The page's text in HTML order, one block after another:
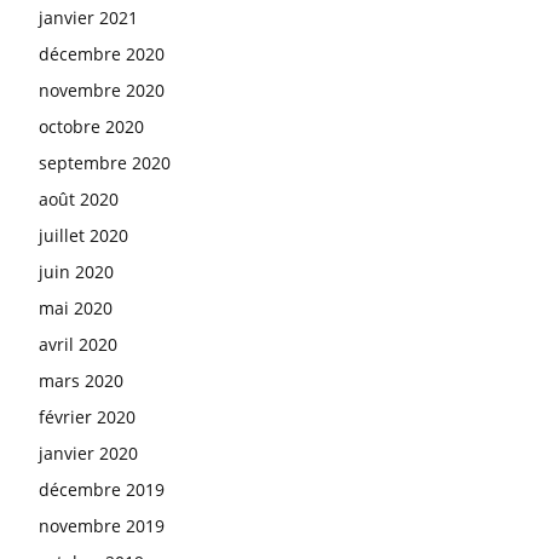
janvier 2021
décembre 2020
novembre 2020
octobre 2020
septembre 2020
août 2020
juillet 2020
juin 2020
mai 2020
avril 2020
mars 2020
février 2020
janvier 2020
décembre 2019
novembre 2019